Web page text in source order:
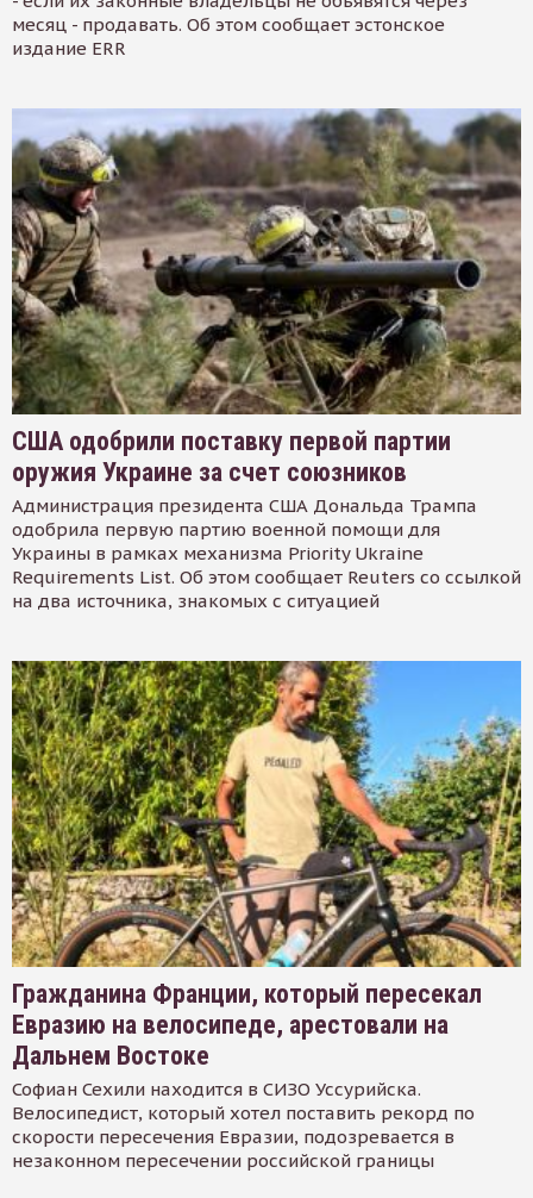
месяц - продавать. Об этом сообщает эстонское
издание ERR
США одобрили поставку первой партии
оружия Украине за счет союзников
Администрация президента США Дональда Трампа
одобрила первую партию военной помощи для
Украины в рамках механизма Priority Ukraine
Requirements List. Об этом сообщает Reuters со ссылкой
на два источника, знакомых с ситуацией
Гражданина Франции, который пересекал
Евразию на велосипеде, арестовали на
Дальнем Востоке
Софиан Сехили находится в СИЗО Уссурийска.
Велосипедист, который хотел поставить рекорд по
скорости пересечения Евразии, подозревается в
незаконном пересечении российской границы